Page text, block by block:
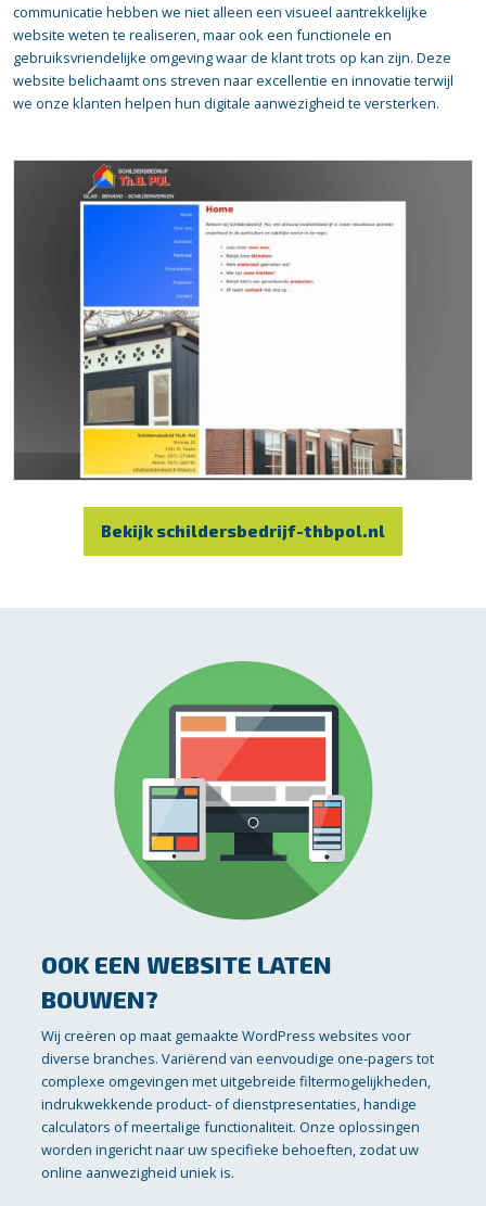
Bekijk schildersbedrijf-thbpol.nl
communicatie hebben we niet alleen een visueel aantrekkelijke
website weten te realiseren, maar ook een functionele en
gebruiksvriendelijke omgeving waar de klant trots op kan zijn. Deze
website belichaamt ons streven naar excellentie en innovatie terwijl
we onze klanten helpen hun digitale aanwezigheid te versterken.
OOK EEN WEBSITE LATEN
BOUWEN?
Wij creëren op maat gemaakte WordPress websites voor
diverse branches. Variërend van eenvoudige one-pagers tot
complexe omgevingen met uitgebreide filtermogelijkheden,
indrukwekkende product- of dienstpresentaties, handige
calculators of meertalige functionaliteit. Onze oplossingen
worden ingericht naar uw specifieke behoeften, zodat uw
online aanwezigheid uniek is.